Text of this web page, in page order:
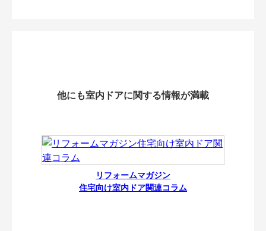
他にも室内ドアに関する情報が満載
リフォームマガジン
住宅向け室内ドア関連コラム